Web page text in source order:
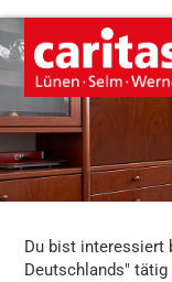
Du bist interessiert
Deutschlands" tätig